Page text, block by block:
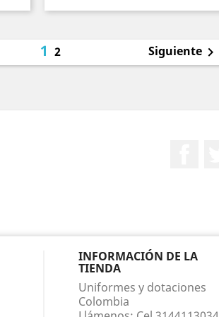
12 Siguiente
INFORMACIÓN DE LA
TIENDA
Uniformes y dotaciones
Colombia